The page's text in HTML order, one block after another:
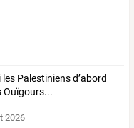
Palestiniens d’abord
Ouïgours...
2026